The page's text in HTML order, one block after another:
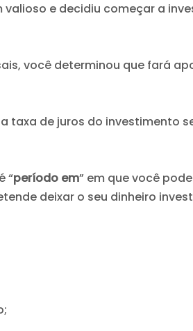
e decidiu começar a
você determinou que fará
taxa de juros do investimento
“período em” em que você
deixar o seu dinheiro